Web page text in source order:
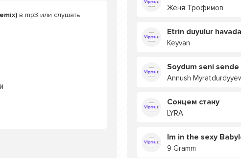
в mp3 или слушать
Женя Трофимов
Etrin duyulur havada
Keyvan
Soydum seni sende
Annush
Сонцем стану
LYRA
9 Gramm